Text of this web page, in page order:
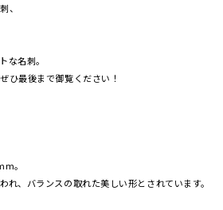
、
な名刺。
ひ最後まで御覧ください！
。
、バランスの取れた美しい形とされています。